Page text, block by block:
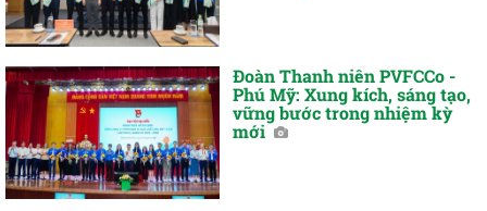
Đoàn Thanh niên PVFCCo -
Phú Mỹ: Xung kích, sáng tạo,
vững bước trong nhiệm kỳ
mới